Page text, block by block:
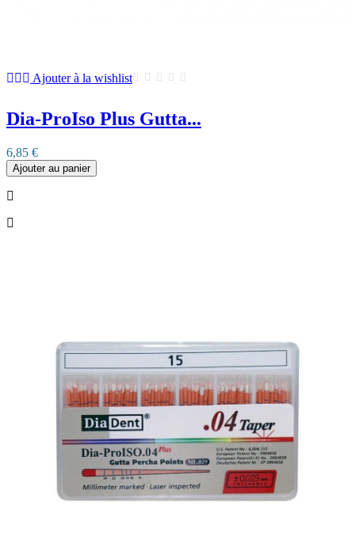
Ajouter à la wishlist
Dia-ProIso Plus Gutta...
6,85 €
Ajouter au panier